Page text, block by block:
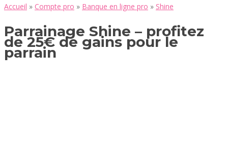
Accueil » Compte pro » Banque en ligne pro » Shine
Parrainage Shine – profitez
de 25€ de gains pour le
parrain